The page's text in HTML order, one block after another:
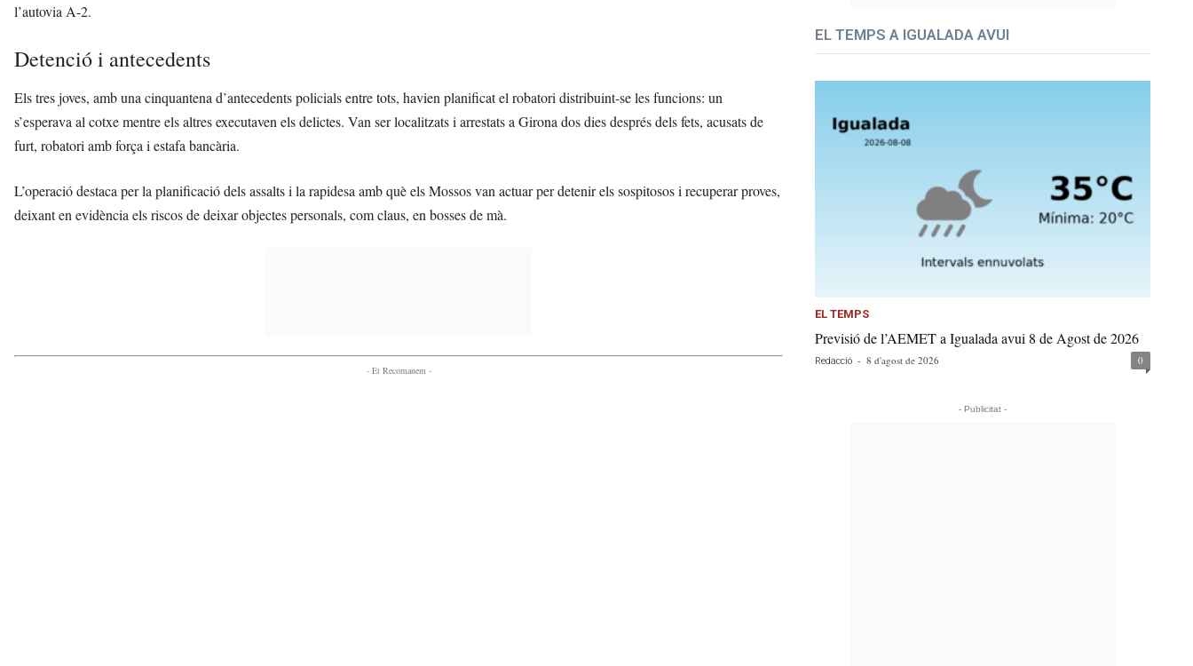
l’autovia A-2.
Detenció i antecedents
Els tres joves, amb una cinquantena d’antecedents policials entre tots, havien planificat el robatori distribuint-se les funcions: un
s’esperava al cotxe mentre els altres executaven els delictes. Van ser localitzats i arrestats a Girona dos dies després dels fets, acusats de
furt, robatori amb força i estafa bancària.
L’operació destaca per la planificació dels assalts i la rapidesa amb què els Mossos van actuar per detenir els sospitosos i recuperar proves,
deixant en evidència els riscos de deixar objectes personals, com claus, en bosses de mà.
- Et Recomanem -
EL TEMPS A IGUALADA AVUI
EL TEMPS
Previsió de l’AEMET a Igualada avui 8 de Agost de 2026
Redacció - 8 d'agost de 2026 0
- Publicitat -